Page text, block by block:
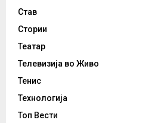
Став
Стории
Театар
Телевизија во Живо
Тенис
Технологија
Топ Вести